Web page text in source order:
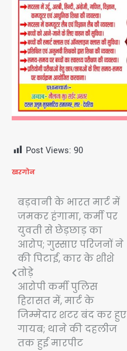
Post Views: 90
खरगोन
Post
navigation
बड़वानी के भारत मार्ट में
जमकर हंगामा, कर्मी पर
युवती से छेड़छाड़ का
आरोप; गुस्साए परिजनों ने
की पिटाई, कार के शीशे
तोड़े
आरोपी कर्मी पुलिस
हिरासत में, मार्ट के
जिम्मेदार शटर बंद कर हुए
गायब; थाने की दहलीज
तक हुई मारपीट